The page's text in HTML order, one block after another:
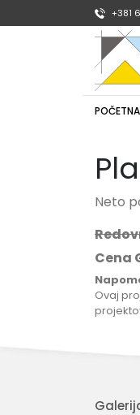
+381
POČETNA
Neto
Cena
Ovaj